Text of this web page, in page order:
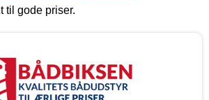
til gode priser.